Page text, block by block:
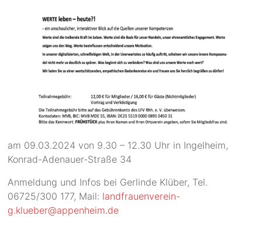
am 09.03.2024 von 9.30 – 12.30 Uhr in Ingelheim,
Konrad-Adenauer-Straße 34
Anmeldung und Infos bei Gerlinde Klüber, Tel.
06725/300 177, Mail: landfrauenverein-
g.klueber@appenheim.de